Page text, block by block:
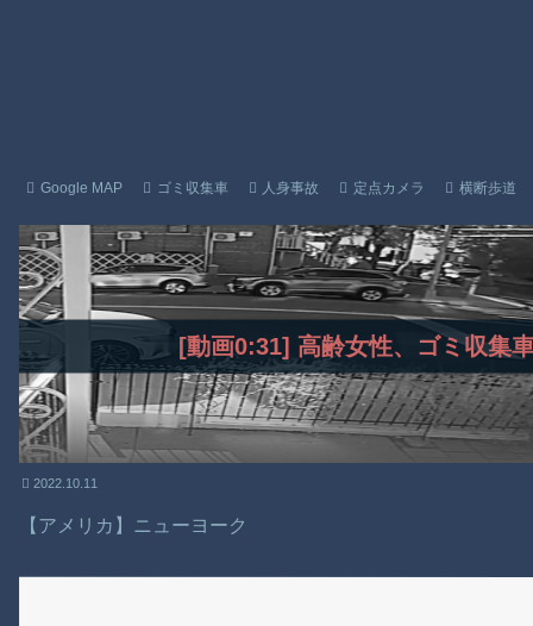
Google MAP ゴミ収集車 人身事故 定点カメラ 横断歩道
[動画0:31] 高齢女性、ゴミ収集
2022.10.11
【アメリカ】ニューヨーク